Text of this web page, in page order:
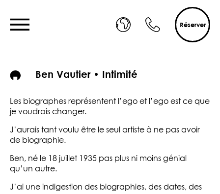
Réserver
Ben Vautier • Intimité
Les biographes représentent l’ego et l’ego est ce que
je voudrais changer.
J’aurais tant voulu être le seul artiste à ne pas avoir
de biographie.
Ben, né le 18 juillet 1935 pas plus ni moins génial
qu’un autre.
J’ai une indigestion des biographies, des dates, des